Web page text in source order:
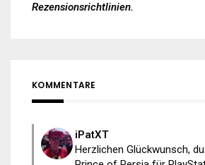
Rezensionsrichtlinien.
KOMMENTARE
iPatXT
Herzlichen Glückwunsch,